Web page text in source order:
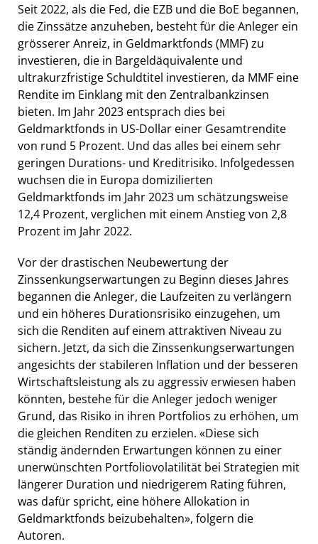
Seit 2022, als die Fed, die EZB und die BoE begannen,
die Zinssätze anzuheben, besteht für die Anleger ein
grösserer Anreiz, in Geldmarktfonds (MMF) zu
investieren, die in Bargeldäquivalente und
ultrakurzfristige Schuldtitel investieren, da MMF eine
Rendite im Einklang mit den Zentralbankzinsen
bieten. Im Jahr 2023 entsprach dies bei
Geldmarktfonds in US-Dollar einer Gesamtrendite
von rund 5 Prozent. Und das alles bei einem sehr
geringen Durations- und Kreditrisiko. Infolgedessen
wuchsen die in Europa domizilierten
Geldmarktfonds im Jahr 2023 um schätzungsweise
12,4 Prozent, verglichen mit einem Anstieg von 2,8
Prozent im Jahr 2022.
Vor der drastischen Neubewertung der
Zinssenkungserwartungen zu Beginn dieses Jahres
begannen die Anleger, die Laufzeiten zu verlängern
und ein höheres Durationsrisiko einzugehen, um
sich die Renditen auf einem attraktiven Niveau zu
sichern. Jetzt, da sich die Zinssenkungserwartungen
angesichts der stabileren Inflation und der besseren
Wirtschaftsleistung als zu aggressiv erwiesen haben
könnten, bestehe für die Anleger jedoch weniger
Grund, das Risiko in ihren Portfolios zu erhöhen, um
die gleichen Renditen zu erzielen. «Diese sich
ständig ändernden Erwartungen können zu einer
unerwünschten Portfoliovolatilität bei Strategien mit
längerer Duration und niedrigerem Rating führen,
was dafür spricht, eine höhere Allokation in
Geldmarktfonds beizubehalten», folgern die
Autoren.